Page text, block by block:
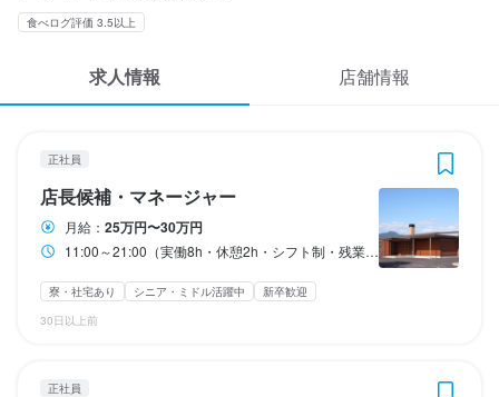
WEB履歴書
スカウト・メルマガ受信設定
掲載をご検討の店舗様へ
食べログ求人PRESS
利用規約
食べログ評価 3.5以上
求人情報 店舗情報
正社員
店長候補・マネージャー
月給： 25万円〜30万円
11:00～21:00（実働8h・休憩2h・シフト制・残業あり） ＊日により上記の限りではない
寮・社宅あり シニア・ミドル活躍中
新卒歓迎
30日以上前
正社員
店長候補・マネージャー
店長候補・マネージャー
月給250,000円〜300,000円
昇給あり 寮・社宅あり(住み込み)
試用期間
試用期間3か月：月給22万円
ホールスタッフ・サービススタッフ
ホールスタッフ・サービススタッフ
月給190,000円〜280,000円
昇給あり 寮・社宅あり(住み込み)
勤務時間
調理師・調理スタッフ
調理師・調理スタッフ
月給190,000円〜
昇給あり 寮・社宅あり(住み込み)
勤務時間